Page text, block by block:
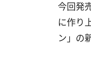
今回発
に作り
ン」の